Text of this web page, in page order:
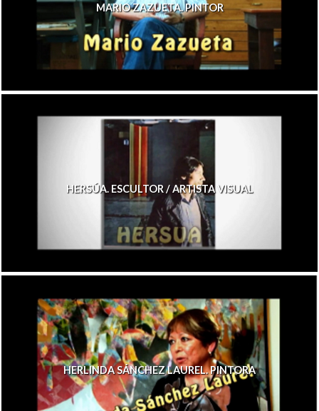
MARIO ZAZUETA. PINTOR
HERSÚA. ESCULTOR / ARTISTA VISUAL
HERLINDA SÁNCHEZ LAUREL. PINTORA